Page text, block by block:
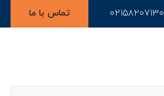
02158207130 تماس با ما